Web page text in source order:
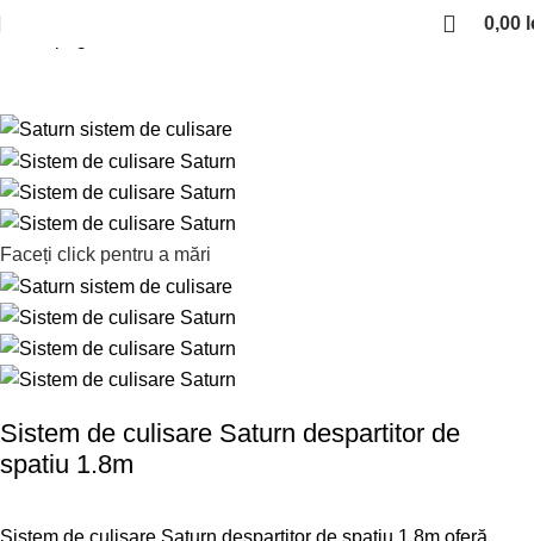
0,00
Faceți click pentru a mări
Sistem de culisare Saturn despartitor de
spatiu 1.8m